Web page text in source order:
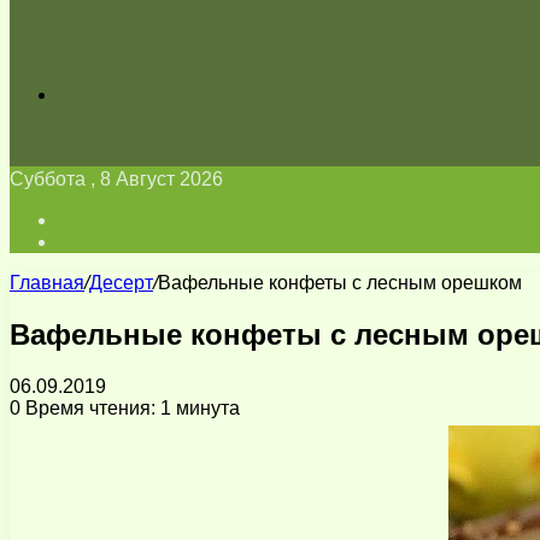
Суббота , 8 Август 2026
Главная/Десерт/Вафельные конфеты с лесным орешком
Вафельные конфеты с лесным
06.09.2019
0 Время чтения: 1 минута